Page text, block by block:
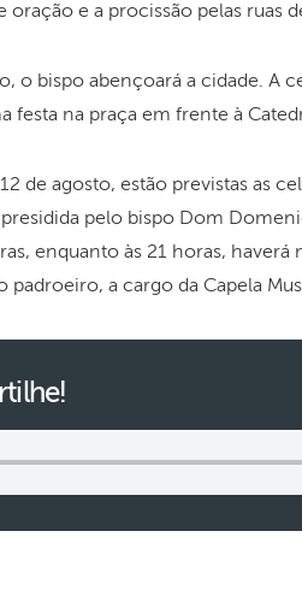
oração e a procissão pelas ruas
o bispo abençoará a cidade. A
festa na praça em frente à
de agosto, estão previstas as
pelo bispo Dom
enquanto às 21 horas,
padroeiro, a cargo da Capela